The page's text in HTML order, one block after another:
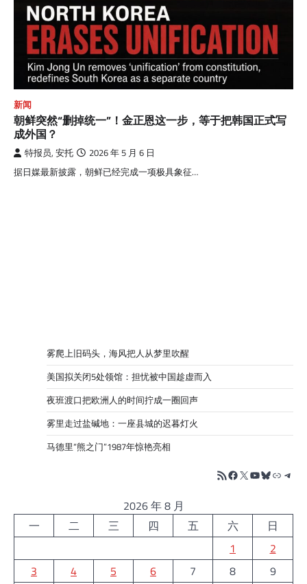
新闻
朝鲜突然“删掉统一”！金正恩这一步，等于把韩国正式写
成外国？
特报员, 安托 2026 年 5 月 6 日
据日媒最新披露，朝鲜已经完成一项极具象征…
雾爬上旧码头，海风把人从梦里吹醒
美国拟关闭5处领馆：担忧被中国趁虚而入
夜班渡口把欧洲人的时间拧成一圈回声
雾里走过盐碱地：一座县城的迟暮灯火
马德里“熊之门”1987年惊艳亮相
RSS FeedFacebook
X YouTube
Bluesky
链接
2026 年 8 月
一
二 三 四 五 六
日
1
2
3
4 5 6 7 8
9